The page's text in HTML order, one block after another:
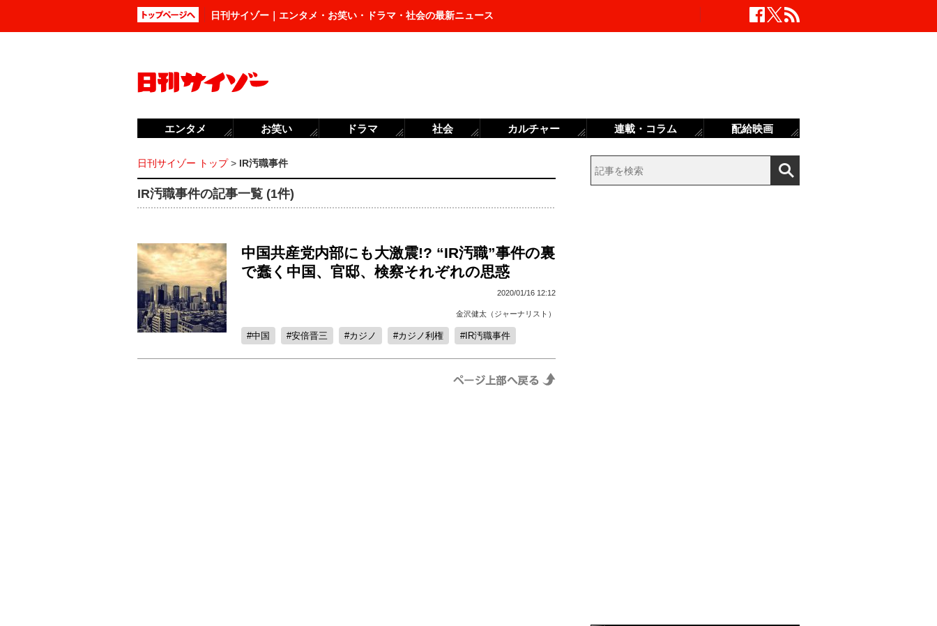
日刊サイゾー｜エンタメ・お笑い・ドラマ・社会の最新ニュース
日刊サイゾー トップ> IR汚職事件
IR汚職事件の記事一覧 (1件)
中国共産党内部にも大激震!? “IR汚職”事件の裏
で蠢く中国、官邸、検察それぞれの思惑
2020/01/16 12:12
金沢健太（ジャーナリスト）
中国 安倍晋三 カジノ カジノ利権 IR汚職事件
エンタメ お笑い ドラマ 社会 カルチャー 連載・コラム 配給映画